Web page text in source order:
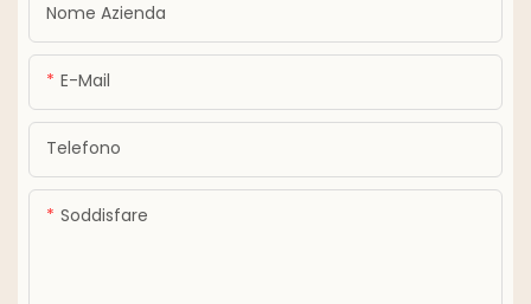
Nome Azienda
E-Mail
Telefono
Soddisfare